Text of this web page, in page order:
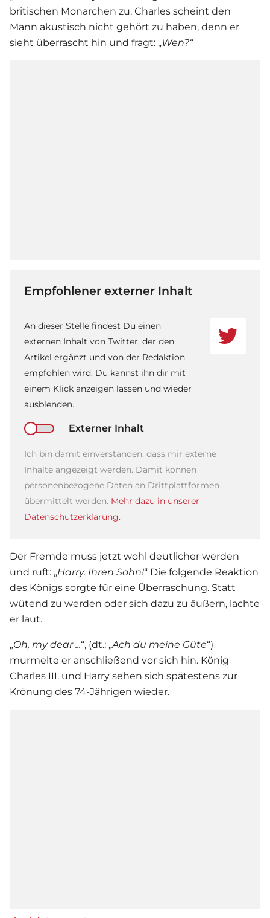
britischen Monarchen zu. Charles scheint den
Mann akustisch nicht gehört zu haben, denn er
sieht überrascht hin und fragt: „Wen?“
Empfohlener externer Inhalt
An dieser Stelle findest Du einen
externen Inhalt von Twitter, der den
Artikel ergänzt und von der Redaktion
empfohlen wird. Du kannst ihn dir mit
einem Klick anzeigen lassen und wieder
ausblenden.
Externer Inhalt
Ich bin damit einverstanden, dass mir externe
Inhalte angezeigt werden. Damit können
personenbezogene Daten an Drittplattformen
übermittelt werden. Mehr dazu in unserer
Datenschutzerklärung.
Der Fremde muss jetzt wohl deutlicher werden
und ruft: „Harry. Ihren Sohn!“ Die folgende Reaktion
des Königs sorgte für eine Überraschung. Statt
wütend zu werden oder sich dazu zu äußern, lachte
er laut.
„Oh, my dear ...“, (dt.: „Ach du meine Güte“)
murmelte er anschließend vor sich hin. König
Charles III. und Harry sehen sich spätestens zur
Krönung des 74-Jährigen wieder.